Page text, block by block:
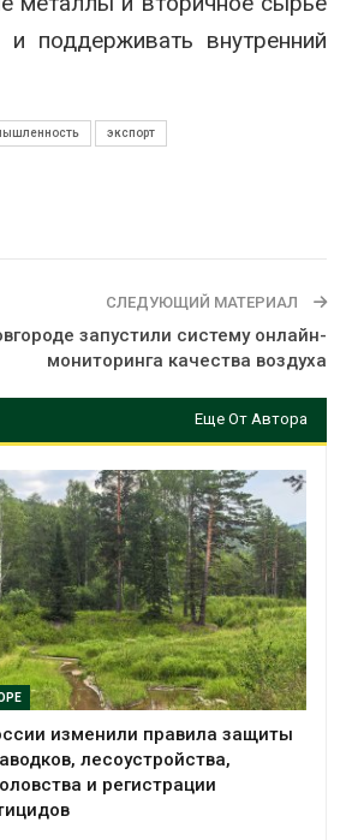
поддерживать внутренний
экспорт
СЛЕДУЮЩИЙ МАТЕРИАЛ
запустили систему онлайн-
мониторинга качества воздуха
Еще От Автора
изменили правила защиты
лесоустройства,
и регистрации